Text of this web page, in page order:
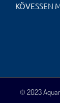
KÖVESSEN
© 2023